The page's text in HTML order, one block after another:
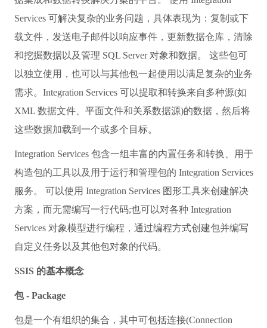
Services 可解决复杂的业务问题，具体表现为：复制或下
载文件，发送电子邮件以响应事件，更新数据仓库，清除
和挖掘数据以及管理 SQL Server 对象和数据。 这些包可
以独立使用，也可以与其他包一起使用以满足复杂的业务
需求。Integration Services 可以提取和转换来自多种源(如
XML 数据文件、平面文件和关系数据源)的数据，然后将
这些数据加载到一个或多个目标。
Integration Services 包含一组丰富的内置任务和转换、用于
构造包的工具以及用于运行和管理包的 Integration Services
服务。 可以使用 Integration Services 图形工具来创建解决
方案，而无需编写一行代码;也可以对各种 Integration
Services 对象模型进行编程，通过编程方式创建包并编写
自定义任务以及其他包对象的代码。
SSIS 的基本概念
包 - Package
包是一个有组织的集合，其中可包括连接(Connection